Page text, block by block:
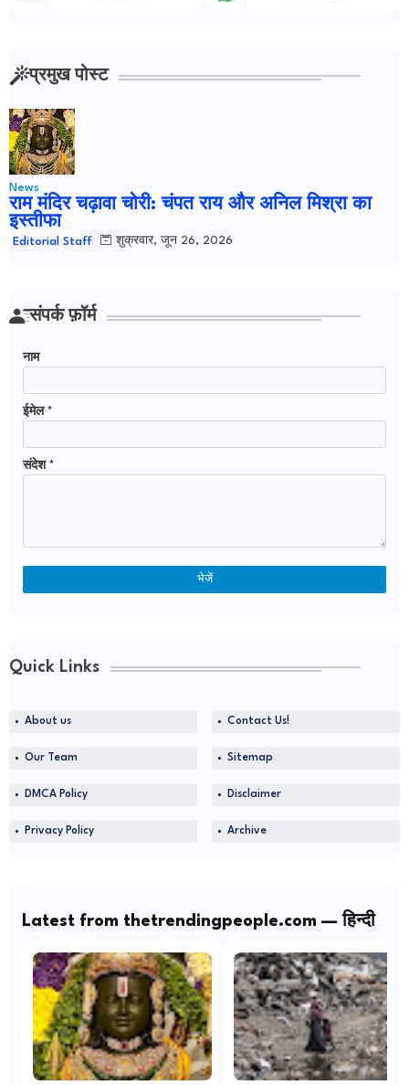
प्रमुख पोस्ट
News
राम मंदिर चढ़ावा चोरी: चंपत राय और अनिल मिश्रा का
इस्तीफा
Editorial Staff शुक्रवार, जून 26, 2026
संपर्क फ़ॉर्म
नाम
ईमेल *
संदेश *
Quick Links
About us Contact Us!
Our Team Sitemap
DMCA Policy Disclaimer
Privacy Policy Archive
Latest from thetrendingpeople.com — हिन्दी